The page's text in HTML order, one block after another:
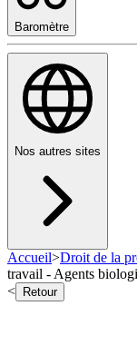
Baromètre
Nos autres sites
Accueil>Droit de la
travail - Agents
<
Retour